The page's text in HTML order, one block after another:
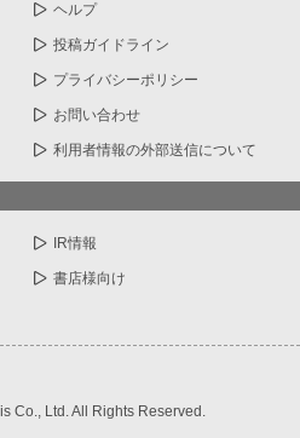
ヘルプ
投稿ガイドライン
プライバシーポリシー
お問い合わせ
利用者情報の外部送信について
IR情報
書店様向け
Co., Ltd. All Rights Reserved.